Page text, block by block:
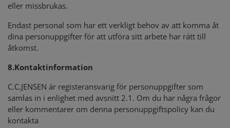
eller missbrukas.
Endast personal som har ett verkligt behov av att komma åt
dina personuppgifter för att utföra sitt arbete har rätt till
åtkomst.
8.Kontaktinformation
C.C.JENSEN är registeransvarig för personuppgifter som
samlas in i enlighet med avsnitt 2.1. Om du har några frågor
eller kommentarer om denna personuppgiftspolicy kan du
kontakta